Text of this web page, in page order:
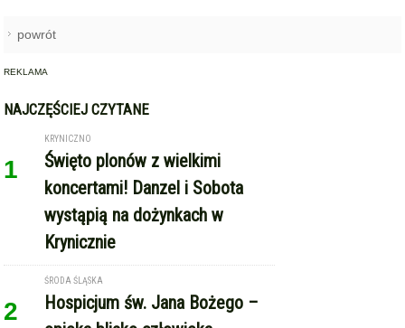
powrót
REKLAMA
NAJCZĘŚCIEJ CZYTANE
1
KRYNICZNO
Święto plonów z wielkimi
koncertami! Danzel i Sobota
wystąpią na dożynkach w
Krynicznie
2
ŚRODA ŚLĄSKA
Hospicjum św. Jana Bożego –